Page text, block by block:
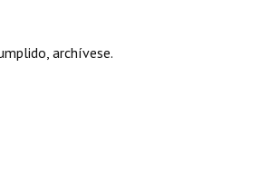
archívese.